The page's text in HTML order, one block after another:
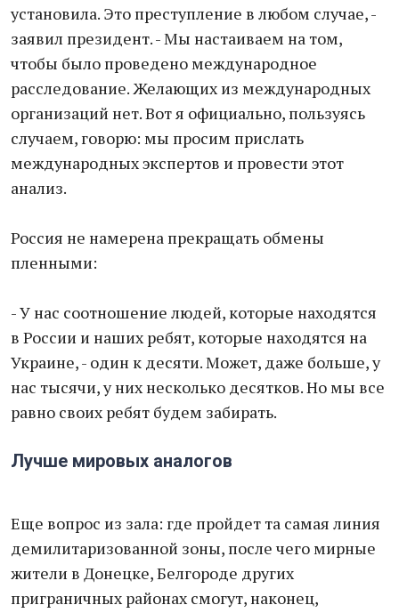
установила. Это преступление в любом случае, -
заявил президент. - Мы настаиваем на том,
чтобы было проведено международное
расследование. Желающих из международных
организаций нет. Вот я официально, пользуясь
случаем, говорю: мы просим прислать
международных экспертов и провести этот
анализ.
Россия не намерена прекращать обмены
пленными:
- У нас соотношение людей, которые находятся
в России и наших ребят, которые находятся на
Украине, - один к десяти. Может, даже больше, у
нас тысячи, у них несколько десятков. Но мы все
равно своих ребят будем забирать.
Лучше мировых аналогов
Еще вопрос из зала: где пройдет та самая линия
демилитаризованной зоны, после чего мирные
жители в Донецке, Белгороде других
приграничных районах смогут, наконец,